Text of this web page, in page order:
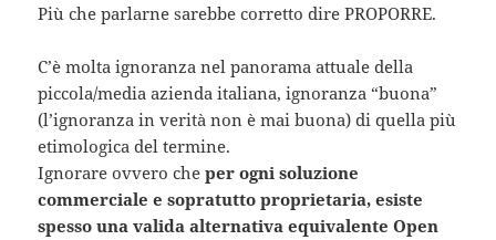
Più che parlarne sarebbe corretto dire PROPORRE.
C’è molta ignoranza nel panorama attuale della
piccola/media azienda italiana, ignoranza “buona”
(l’ignoranza in verità non è mai buona) di quella più
etimologica del termine.
Ignorare ovvero cheper ogni soluzione
commerciale e sopratutto proprietaria, esiste
spesso una valida alternativa equivalente Open